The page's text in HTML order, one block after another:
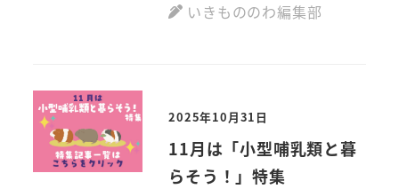
いきもののわ編集部
2025年10月31日
11月は「小型哺乳類と暮
らそう！」特集